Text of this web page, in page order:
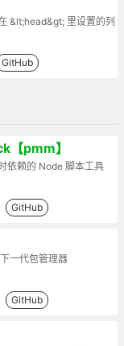
&lt;head&gt; 里设置的列
GitHub
【pmm】
依赖的 Node 脚本工具
GitHub
一代包管理器
GitHub